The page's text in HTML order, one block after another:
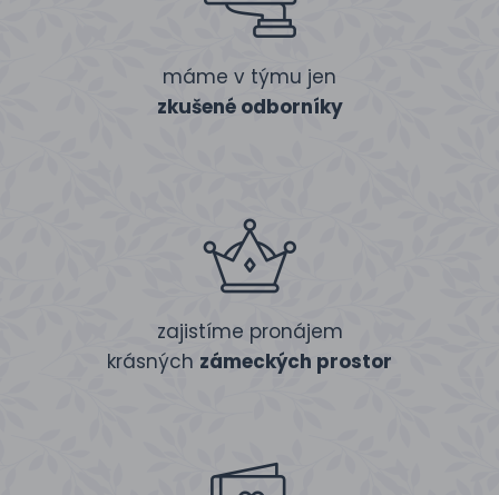
máme v týmu jen
zkušené odborníky
zajistíme pronájem
krásných zámeckých prostor